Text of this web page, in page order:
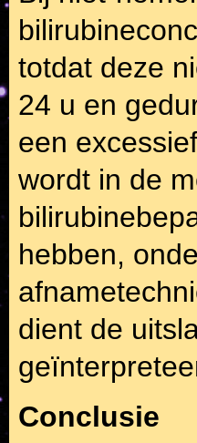
totdat deze
24 u en
een
wordt in de
hebben,
dient de
Conclusie